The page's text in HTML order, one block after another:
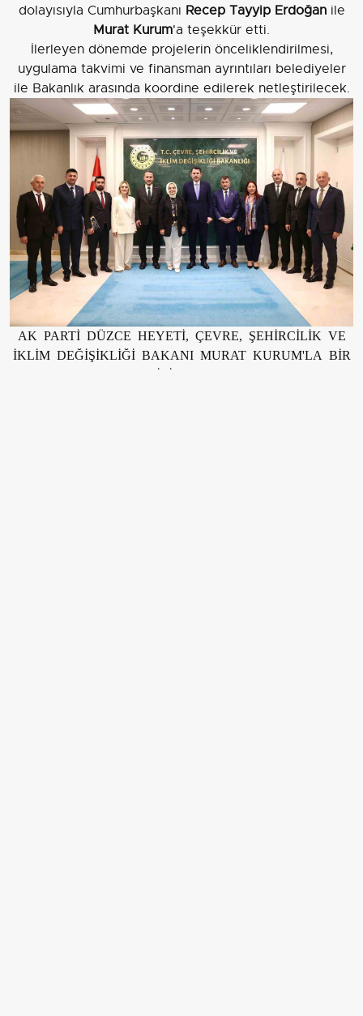
dolayısıyla Cumhurbaşkanı Recep Tayyip Erdoğanile
Murat Kurum'a teşekkür etti.
İlerleyen dönemde projelerin önceliklendirilmesi,
uygulama takvimi ve finansman ayrıntıları belediyeler
ile Bakanlık arasında koordine edilerek netleştirilecek.
AK PARTİ DÜZCE HEYETİ, ÇEVRE, ŞEHİRCİLİK VE
İKLİM DEĞİŞİKLİĞİ BAKANI MURAT KURUM'LA BİR
ARAYA GELEREK İLİN YATIRIM VE ALTYAPI